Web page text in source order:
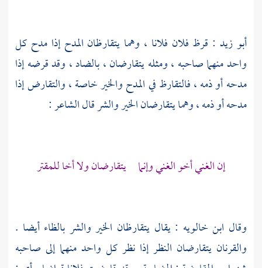
أبو زيد : قرظ فلان فلانا ، وهما يتقارظان المدح إذا مدح كل
واحد منهما صاحبه ، ومثله يتقارضان ، بالضاد ، وقد قرضه إذا
مدحه أو ذمه ، فالتقارظ في المدح والخير خاصة ، والتقارض إذا
مدحه أو ذمه ، وهما يتقارضان الخير والشر قال الشاعر :
إن الغني أخو الغني وإنما يتقارضان ولا أخا للمقتر
وقال ابن خالويه : يقال يتقارظان الخير والشر بالظاء أيضا .
والقرنان يتقارضان النظر إذا نظر كل واحد منهما إلى صاحبه